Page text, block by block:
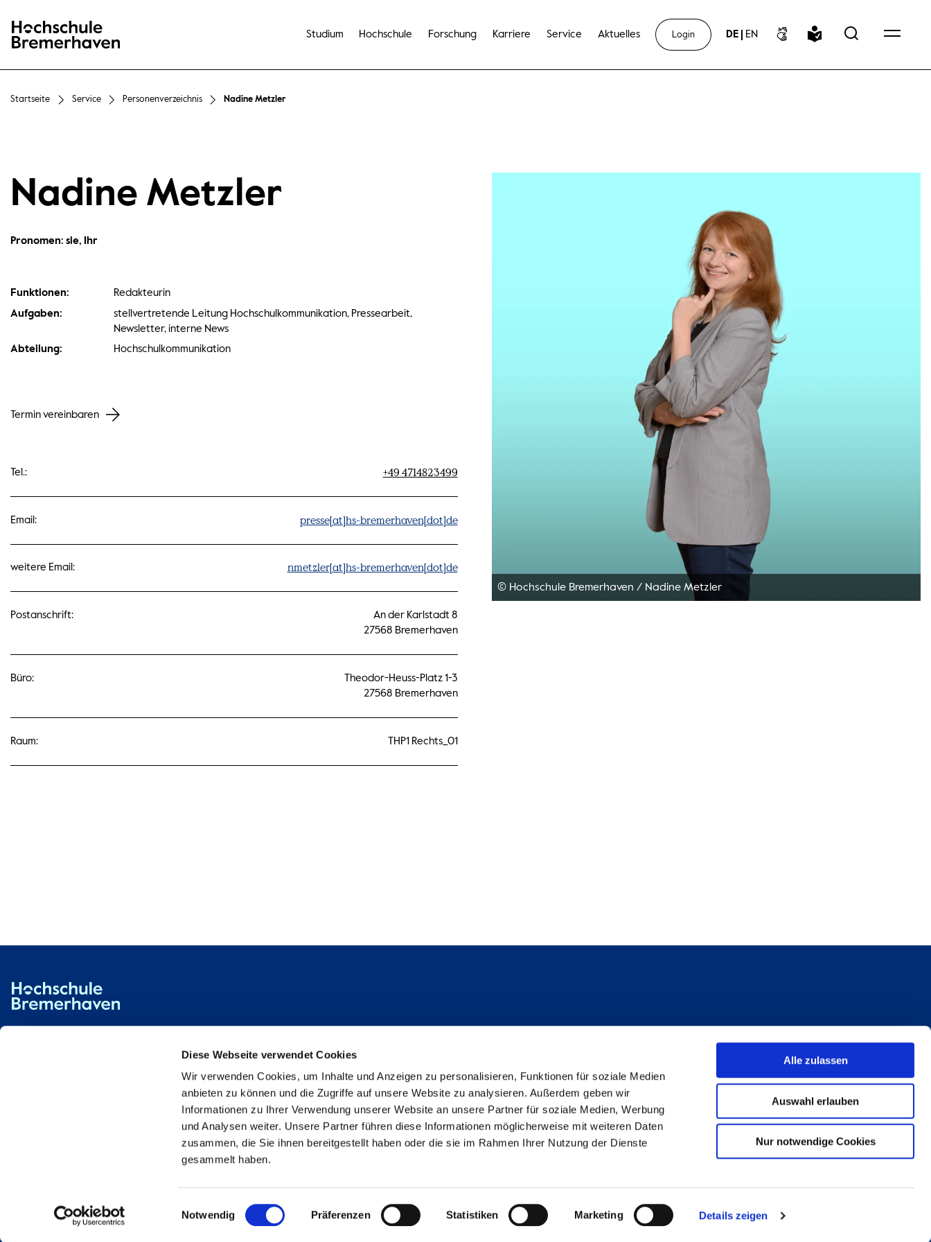
Diese Webseite verwendet Cookies
Wir verwenden Cookies, um Inhalte und Anzeigen zu personalisieren, Funktionen für soziale Medien
anbieten zu können und die Zugriffe auf unsere Website zu analysieren. Außerdem geben wir
Informationen zu Ihrer Verwendung unserer Website an unsere Partner für soziale Medien, Werbung
und Analysen weiter. Unsere Partner führen diese Informationen möglicherweise mit weiteren Daten
zusammen, die Sie ihnen bereitgestellt haben oder die sie im Rahmen Ihrer Nutzung der Dienste
gesammelt haben.
Einwilligungsauswahl
Notwendig Präferenzen Statistiken Marketing Details zeigen
Alle zulassen
Auswahl erlauben
Nur notwendige Cookies
Hochschule Bremerhaven
Studium Hochschule Forschung Karriere Service Aktuelles Login DE EN
Startseite Service Personenverzeichnis Nadine Metzler
Nadine Metzler
Pronomen: sie, Ihr
Funktionen:
Redakteurin
Aufgaben:
stellvertretende Leitung Hochschulkommunikation, Pressearbeit,
Newsletter, interne News
Abteilung:
Hochschulkommunikation
Termin vereinbaren
Tel.: +49 4714823499
Email: presse[at]hs-bremerhaven[dot]de
weitere Email: nmetzler[at]hs-bremerhaven[dot]de
Postanschrift:
An der Karlstadt 8
27568 Bremerhaven
Büro:
Theodor-Heuss-Platz 1-3
27568 Bremerhaven
Raum: THP1 Rechts_01
© Hochschule Bremerhaven /Nadine Metzler
Studienpat:innen Instagram
TikTok
YouTube
Facebook
LinkedIn
Metabar